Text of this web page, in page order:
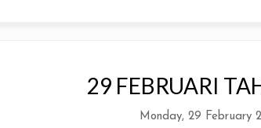
29 FEBRUARI
Monday, 29 February